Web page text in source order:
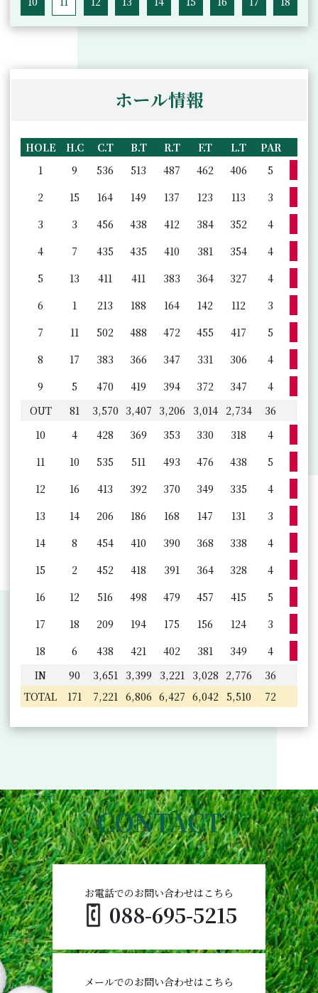
ホール情報
HOLE H.C C.T B.T R.T F.T L.T
PAR
1
9 536 513 487 462 406 5
2
15 164 149 137 123 113 3
3
3 456 438 412 384 352 4
4
7 435 435 410 381 354 4
5
13 411 411 383 364 327 4
6
1 213 188 164 142 112 3
7
11 502 488 472 455 417 5
8
17 383 366 347 331 306 4
9
5 470 419 394 372 347 4
OUT
81 3,570 3,407 3,206 3,014 2,734
36
10
4 428 369 353 330 318 4
11
10 535 511 493 476 438 5
12
16 413 392 370 349 335 4
13
14 206 186 168 147 131 3
14
8 454 410 390 368 338 4
15
2 452 418 391 364 328 4
16
12 516 498 479 457 415 5
17
18 209 194 175 156 124 3
18
6 438 421 402 381 349 4
IN
90 3,651 3,399 3,221 3,028 2,776
36
TOTAL
171 7,221 6,806 6,427 6,042 5,510 72
CONTACT
088-695-5215
お電話でのお問い合わせはこちら
メールでのお問い合わせはこちら